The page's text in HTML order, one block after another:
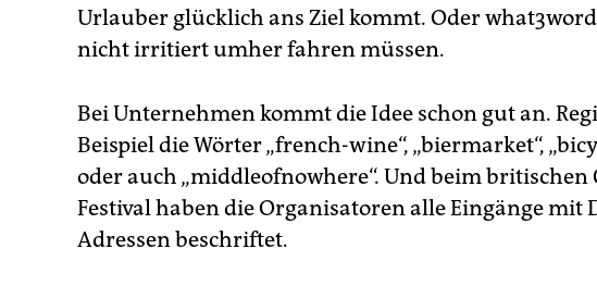
Urlauber glücklich ans Ziel kommt. Oder
nicht irritiert umher fahren müssen.
Bei Unternehmen kommt die Idee schon gut an.
Beispiel die Wörter „french-wine“, „biermarket“,
oder auch „middleofnowhere“. Und beim
Festival haben die Organisatoren alle Eingänge mit
Adressen beschriftet.